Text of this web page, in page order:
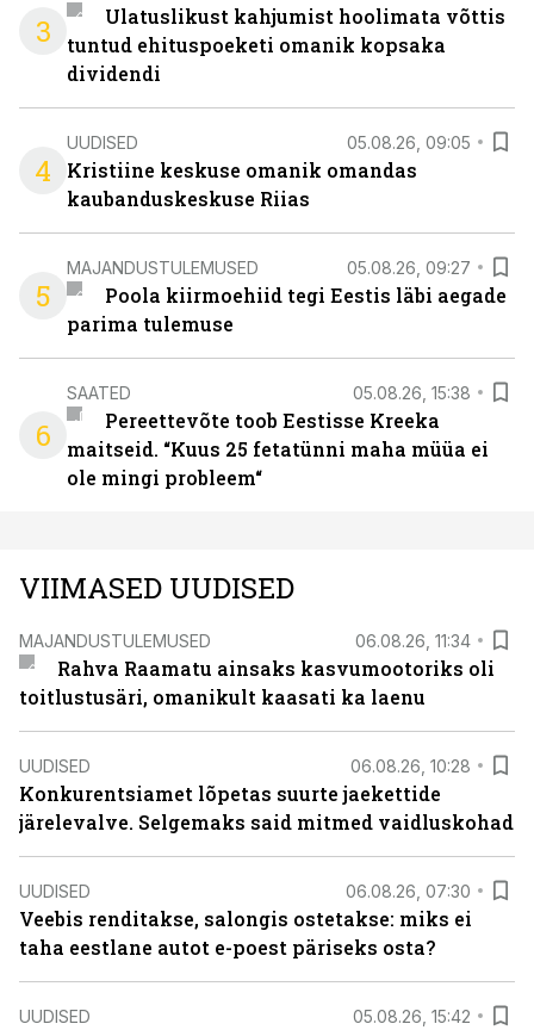
3
Ulatuslikust kahjumist hoolimata võttis
tuntud ehituspoeketi omanik kopsaka
dividendi
4
UUDISED 05.08.26, 09:05
Kristiine keskuse omanik omandas
kaubanduskeskuse Riias
5
MAJANDUSTULEMUSED 05.08.26, 09:27
Poola kiirmoehiid tegi Eestis läbi aegade
parima tulemuse
6
SAATED 05.08.26, 15:38
Pereettevõte toob Eestisse Kreeka
maitseid. “Kuus 25 fetatünni maha müüa ei
ole mingi probleem“
VIIMASED UUDISED
MAJANDUSTULEMUSED 06.08.26, 11:34
Rahva Raamatu ainsaks kasvumootoriks oli
toitlustusäri, omanikult kaasati ka laenu
UUDISED 06.08.26, 10:28
Konkurentsiamet lõpetas suurte jaekettide
järelevalve. Selgemaks said mitmed vaidluskohad
UUDISED 06.08.26, 07:30
Veebis renditakse, salongis ostetakse: miks ei
taha eestlane autot e-poest päriseks osta?
UUDISED 05.08.26, 15:42